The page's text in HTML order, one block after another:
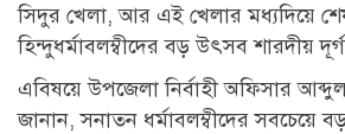
সিদুর খেলা, আর এই খেলার মধ্যদিয়ে
হিন্দুধর্মাবলম্বীদের বড় উৎসব শারদীয়
এবিষয়ে উপজেলা নির্বাহী অফিসার
জানান, সনাতন ধর্মাবলম্বীদের সবচেয়ে